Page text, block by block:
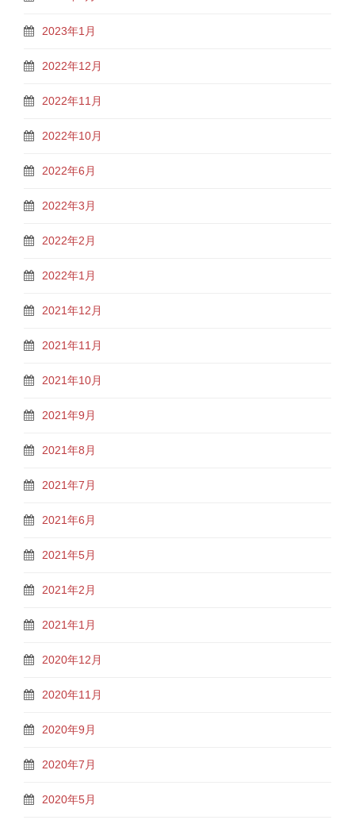
2023年1月
2022年12月
2022年11月
2022年10月
2022年6月
2022年3月
2022年2月
2022年1月
2021年12月
2021年11月
2021年10月
2021年9月
2021年8月
2021年7月
2021年6月
2021年5月
2021年2月
2021年1月
2020年12月
2020年11月
2020年9月
2020年7月
2020年5月